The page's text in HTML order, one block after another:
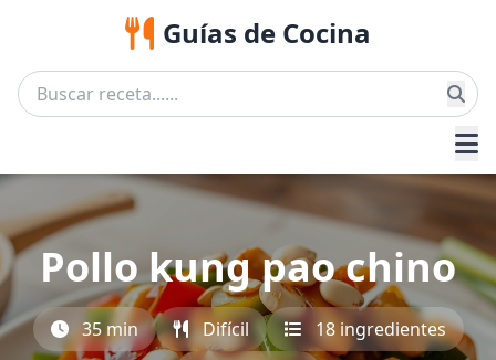
Guías de Cocina
Pollo kung pao chino
35 min Difícil
18 ingredientes